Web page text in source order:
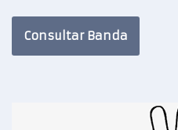
Consultar Banda